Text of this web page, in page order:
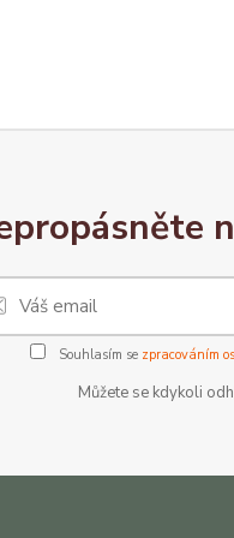
Souhlasím se zpracováním
Můžete se kdykoli